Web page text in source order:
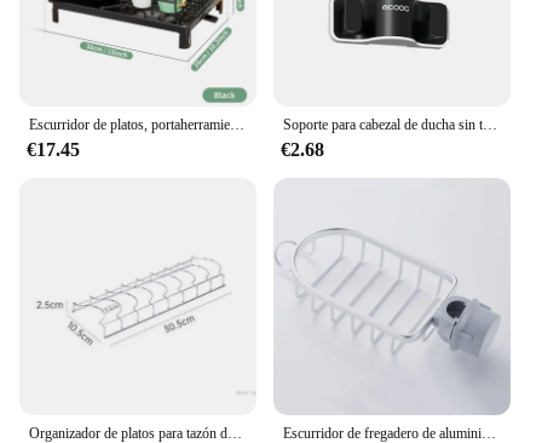
Escurridor de platos, portaherramientas con bandeja de drenaje y línea de goteo, portavasos, porta cubiertos, estante de almacenamiento para encimera de cocina
€17.45
Soporte para cabezal de ducha sin taladro, libera tu mano, soporte de ducha ajustable, colgador para bola de baño, accesorios de almacenamiento para baño
€2.68
Organizador de platos para tazón de cocina, soporte para platos de acero inoxidable, cubiertos para el hogar, platos, tapa para olla, estante para platos para el hogar, accesorios de cocina Escurridor de fregadero de aluminio para espacio de cocina, soporte para grifo de almacenamiento de esponja, escurridor de jabón, estante, organizador de cesta, accesorios de baño